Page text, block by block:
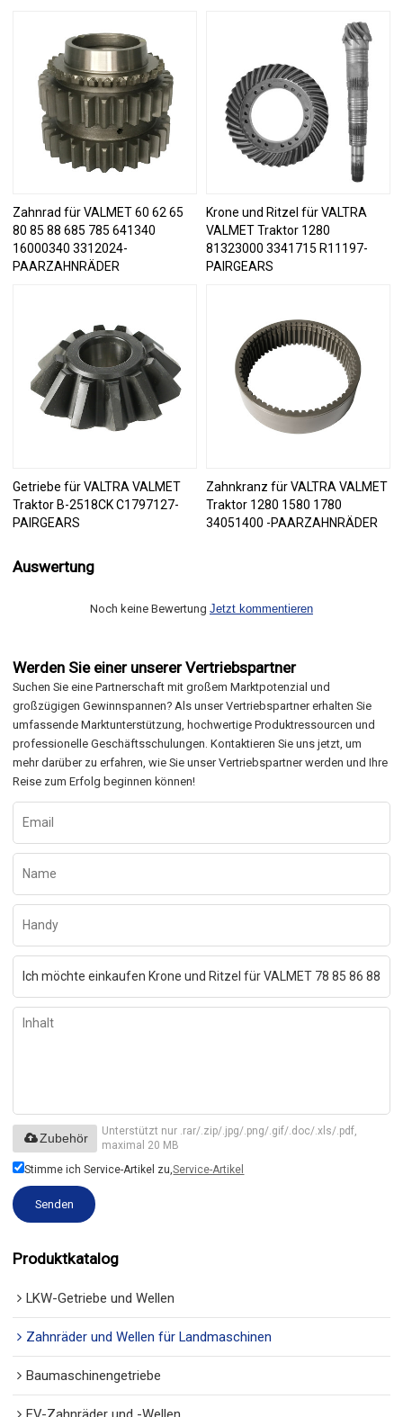
Zahnrad für VALMET 60 62 65
80 85 88 685 785 641340
16000340 3312024-
PAARZAHNRÄDER
Krone und Ritzel für VALTRA
VALMET Traktor 1280
81323000 3341715 R11197-
PAIRGEARS
Getriebe für VALTRA VALMET
Traktor B-2518CK C1797127-
PAIRGEARS
Zahnkranz für VALTRA VALMET
Traktor 1280 1580 1780
34051400 -PAARZAHNRÄDER
Auswertung
Noch keine Bewertung Jetzt kommentieren
Werden Sie einer unserer Vertriebspartner
Suchen Sie eine Partnerschaft mit großem Marktpotenzial und
großzügigen Gewinnspannen? Als unser Vertriebspartner erhalten Sie
umfassende Marktunterstützung, hochwertige Produktressourcen und
professionelle Geschäftsschulungen. Kontaktieren Sie uns jetzt, um
mehr darüber zu erfahren, wie Sie unser Vertriebspartner werden und Ihre
Reise zum Erfolg beginnen können!
Unterstützt nur .rar/.zip/.jpg/.png/.gif/.doc/.xls/.pdf,
maximal 20 MB
Zubehör
Stimme ich Service-Artikel zu,Service-Artikel
Senden
Produktkatalog
LKW-Getriebe und Wellen
Zahnräder und Wellen für Landmaschinen
Baumaschinengetriebe